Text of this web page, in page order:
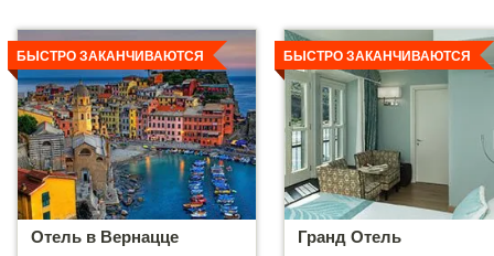
Отель в Вернацце
БЫСТРО ЗАКАНЧИВАЮТСЯ
Детальнее
Гранд Отель
БЫСТРО ЗАКАНЧИВАЮТСЯ
Детальнее